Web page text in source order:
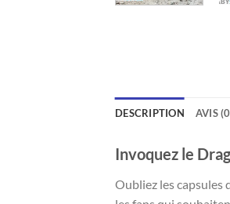
DESCRIPTION AVIS
Invoquez le
Oubliez les capsules